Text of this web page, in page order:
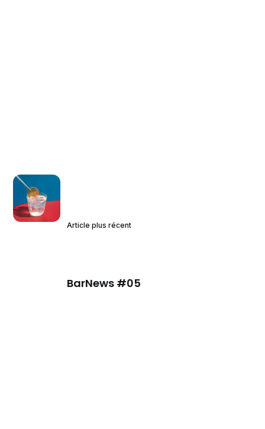
Article plus récent
BarNews #05